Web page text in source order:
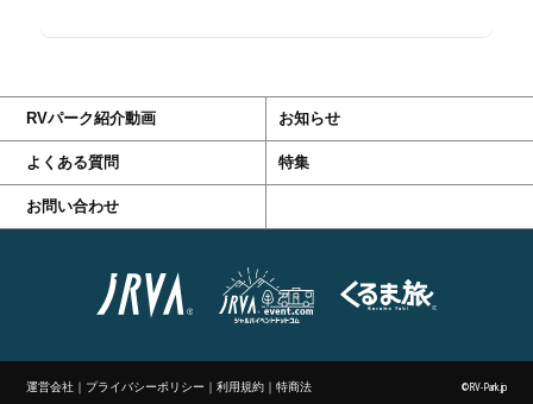
RVパーク紹介動画 お知らせ
よくある質問 特集
お問い合わせ
運営会社 ｜ プライバシーポリシー ｜利用規約 ｜特商法 ©RV-Park.jp